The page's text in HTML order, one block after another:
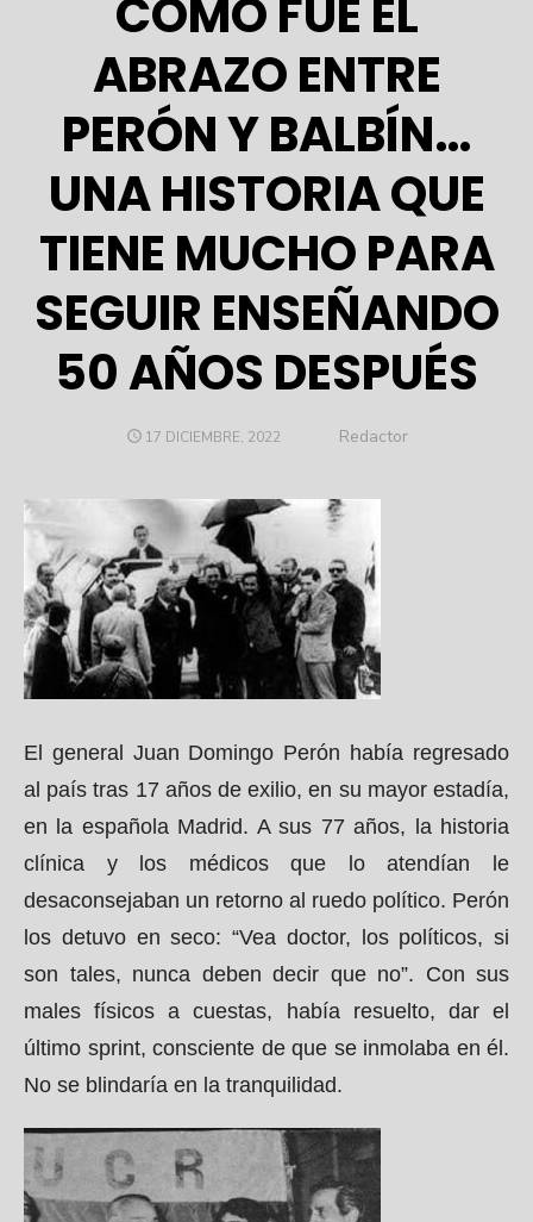
CÓMO FUE EL
ABRAZO ENTRE
PERÓN Y BALBÍN…
UNA HISTORIA QUE
TIENE MUCHO PARA
SEGUIR ENSEÑANDO
50 AÑOS DESPUÉS
POSTED
17 DICIEMBRE, 2022 Author
Redactor
El general Juan Domingo Perón había regresado
al país tras 17 años de exilio, en su mayor estadía,
en la española Madrid. A sus 77 años, la historia
clínica y los médicos que lo atendían le
desaconsejaban un retorno al ruedo político. Perón
los detuvo en seco: “Vea doctor, los políticos, si
son tales, nunca deben decir que no”. Con sus
males físicos a cuestas, había resuelto, dar el
último sprint, consciente de que se inmolaba en él.
No se blindaría en la tranquilidad.